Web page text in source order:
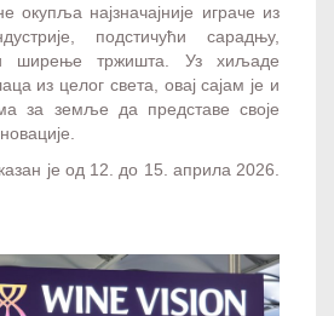
окупља најзначајније играче из
подстичући сарадњу,
ширење тржишта. Уз хиљаде
из целог света, овај сајам је и
за земље да представе своје
је од 12. до 15. априла 2026.